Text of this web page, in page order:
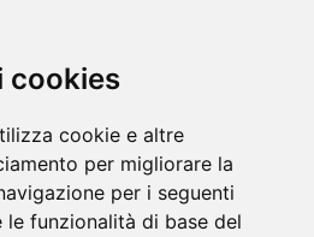
cookies
cookie e altre
per migliorare la
per i seguenti
le funzionalità di base del